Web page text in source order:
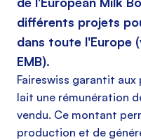
différents projets
dans toute l'Europe
EMB).
Faireswiss garantit
lait une rémunération
vendu. Ce montant
production et de